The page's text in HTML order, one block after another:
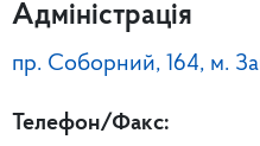
Адміністрація
пр. Соборний, 164, м.
Телефон/Факс: